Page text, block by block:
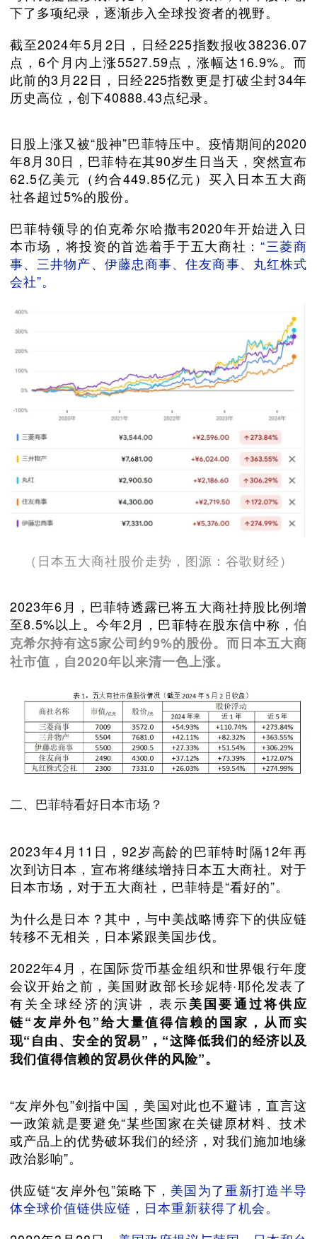
下了多项纪录，逐渐步入全球投资者的视野。
截至2024年5月2日，日经225指数报收38236.07
点，6个月内上涨5527.59点，涨幅达16.9%。而
此前的3月22日，日经225指数更是打破尘封34年
历史高位，创下40888.43点纪录。
日股上涨又被“股神”巴菲特压中。疫情期间的2020
年8月30日，巴菲特在其90岁生日当天，突然宣布
62.5亿美元（约合449.85亿元）买入日本五大商
社各超过5%的股份。
巴菲特领导的伯克希尔哈撒韦2020年开始进入日
本市场，将投资的首选着手于五大商社： “三菱商
事、三井物产、伊藤忠商事、住友商事、丸红株式
会社”。
（日本五大商社股价走势，图源：谷歌财经）
2023年6月，巴菲特透露已将五大商社持股比例增
至8.5%以上。今年2月，巴菲特在股东信中称， 伯
克希尔持有这5家公司约9%的股份。而日本五大商
社市值，自2020年以来清一色上涨。
二、巴菲特看好日本市场？
2023年4月11日，92岁高龄的巴菲特时隔12年再
次到访日本，宣布将继续增持日本五大商社。对于
日本市场，对于五大商社，巴菲特是“看好的”。
为什么是日本？其中，与中美战略博弈下的供应链
转移不无相关，日本紧跟美国步伐。
2022年4月，在国际货币基金组织和世界银行年度
会议开始之前，美国财政部长珍妮特·耶伦发表了
有关全球经济的演讲，表示美国要通过将供应
链“友岸外包”给大量值得信赖的国家，从而实
现“自由、安全的贸易”，“这降低我们的经济以及
我们值得信赖的贸易伙伴的风险”。
“友岸外包”剑指中国，美国对此也不避讳，直言这
一政策就是要避免“某些国家在关键原材料、技术
或产品上的优势破坏我们的经济，对我们施加地缘
政治影响”。
供应链“友岸外包”策略下， 美国为了重新打造半导
体全球价值链供应链，日本重新获得了机会。